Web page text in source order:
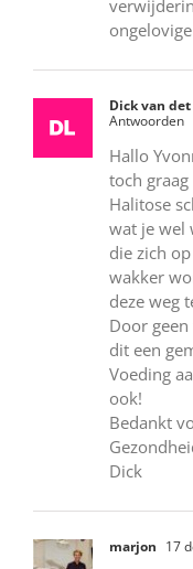
Dick van
Antwoorden
Hallo
toch
Halitose
wat je wel
die zich
wakker
deze weg
Door
dit een
Voeding
ook!
Bedankt
Dick
marjon 17